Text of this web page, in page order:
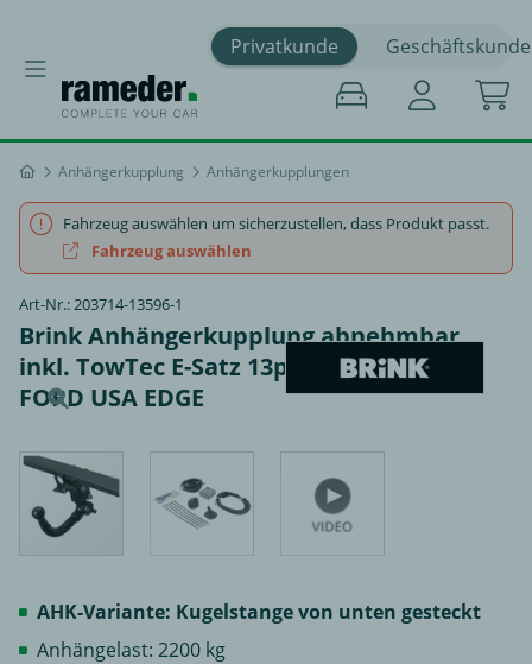
Privatkunde Geschäftskunde
Anhängerkupplung Anhängerkupplungen
Fahrzeug auswählen um sicherzustellen, dass Produkt passt.
Fahrzeug auswählen
Art-Nr.: 203714-13596-1
Brink Anhängerkupplung abnehmbar
inkl. TowTec E-Satz 13polig universal -
FORD USA EDGE
AHK-Variante: Kugelstange von unten gesteckt
Anhängelast: 2200 kg